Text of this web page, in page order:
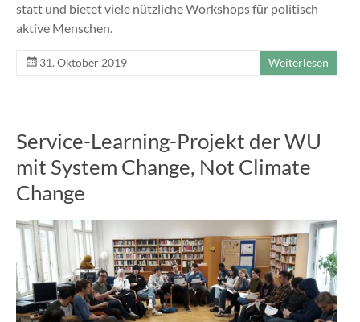
statt und bietet viele nützliche Workshops für politisch
aktive Menschen.
31. Oktober 2019 Weiterlesen
Service-Learning-Projekt der WU
mit System Change, Not Climate
Change